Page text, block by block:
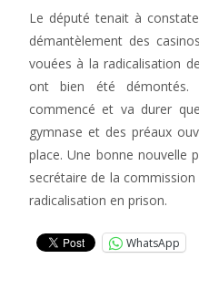
Le député tenait à
démantèlement des
vouées à la radicalisation
ont bien été démontés.
commencé et va durer
gymnase et des préaux
place. Une bonne nouvelle
secrétaire de la commission
radicalisation en prison.
WhatsApp